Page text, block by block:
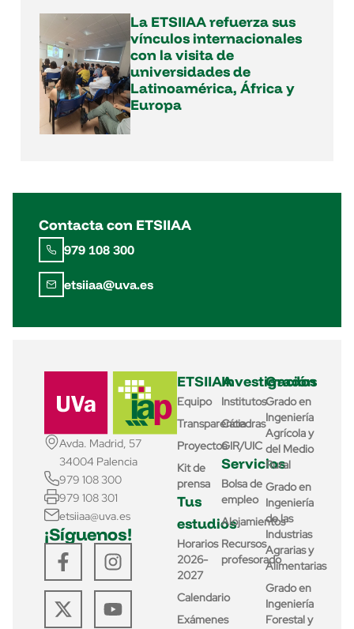
La ETSIIAA refuerza sus
vínculos internacionales
con la visita de
universidades de
Latinoamérica, África y
Europa
Contacta con ETSIIAA
979 108 300
etsiiaa@uva.es
Avda. Madrid, 57
34004 Palencia
979 108 300
979 108 301
etsiiaa@uva.es
¡Síguenos!
ETSIIAA
Equipo
Transparencia
Proyectos
Kit de
prensa
Tus
estudios
Horarios
2026-
2027
Calendario
Exámenes
Investigación
Institutos
Cátedras
GIR/UIC
Servicios
Bolsa de
empleo
Alojamientos
Recursos
profesorado
Grados
Grado en
Ingeniería
Agrícola y
del Medio
Rural
Grado en
Ingeniería
de las
Industrias
Agrarias y
Alimentarias
Grado en
Ingeniería
Forestal y